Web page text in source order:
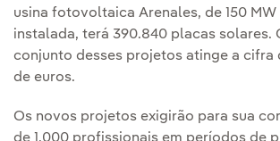
usina fotovoltaica Arenales, de 150
instalada, terá 390.840 placas solares.
conjunto desses projetos atinge a cifra
de euros.
Os novos projetos exigirão para sua